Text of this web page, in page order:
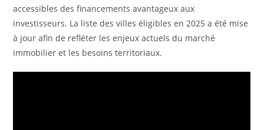
accessibles des financements avantageux aux
investisseurs. La liste des villes éligibles en 2025 a été mise
à jour afin de refléter les enjeux actuels du marché
immobilier et les besoins territoriaux.